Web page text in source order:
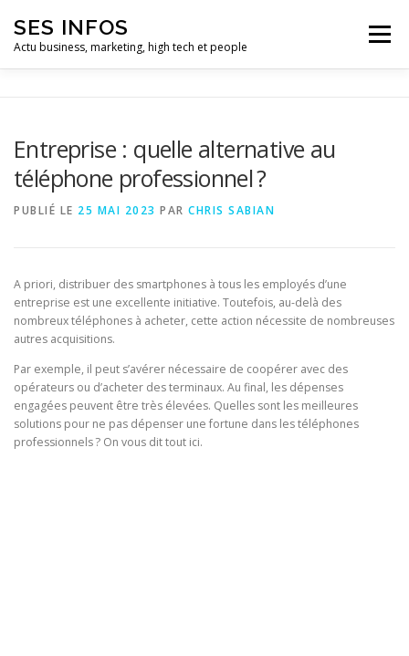
contenu
SES INFOS
Actu business, marketing, high tech et people
Menu
HIGH TECH ET INFORMATIQUE INFLUENCEURS
Entreprise : quelle alternative au
téléphone professionnel ?
PUBLIÉ LE 25 MAI 2023 PAR CHRIS SABIAN
A priori, distribuer des smartphones à tous les employés d’une
entreprise est une excellente initiative. Toutefois, au-delà des
nombreux téléphones à acheter, cette action nécessite de nombreuses
autres acquisitions.
Par exemple, il peut s’avérer nécessaire de coopérer avec des
opérateurs ou d’acheter des terminaux. Au final, les dépenses
engagées peuvent être très élevées. Quelles sont les meilleures
solutions pour ne pas dépenser une fortune dans les téléphones
professionnels ? On vous dit tout ici.